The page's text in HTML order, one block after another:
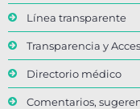
Línea transparente
Transparencia y
Directorio médico
Comentarios,